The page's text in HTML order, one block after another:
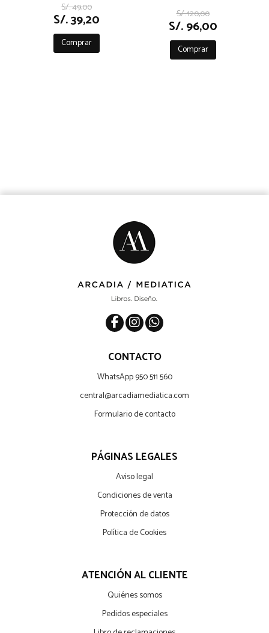
S/. 49,00
S/. 39,20
Comprar
S/. 120,00
S/. 96,00
Comprar
CONTACTO
WhatsApp 950 511 560
central@arcadiamediatica.com
Formulario de contacto
PÁGINAS LEGALES
Aviso legal
Condiciones de venta
Protección de datos
Política de Cookies
ATENCIÓN AL CLIENTE
Quiénes somos
Pedidos especiales